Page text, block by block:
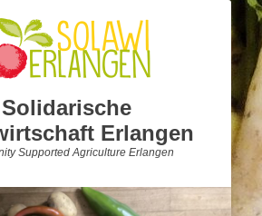
Solidarische
Erlangen
Supported Agriculture Erlangen